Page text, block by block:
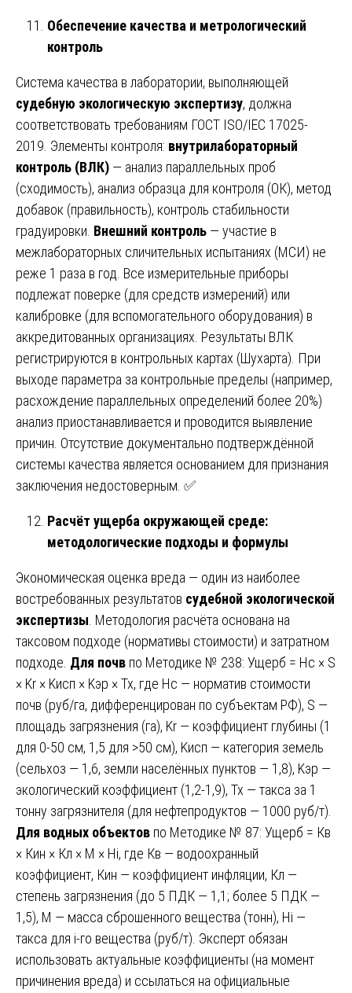
Обеспечение качества и метрологический
контроль
Система качества в лаборатории, выполняющей
судебную экологическую экспертизу, должна
соответствовать требованиям ГОСТ ISO/IEC 17025-
2019. Элементы контроля: внутрилабораторный
контроль (ВЛК) — анализ параллельных проб
(сходимость), анализ образца для контроля (ОК), метод
добавок (правильность), контроль стабильности
градуировки. Внешний контроль — участие в
межлабораторных сличительных испытаниях (МСИ) не
реже 1 раза в год. Все измерительные приборы
подлежат поверке (для средств измерений) или
калибровке (для вспомогательного оборудования) в
аккредитованных организациях. Результаты ВЛК
регистрируются в контрольных картах (Шухарта). При
выходе параметра за контрольные пределы (например,
расхождение параллельных определений более 20%)
анализ приостанавливается и проводится выявление
причин. Отсутствие документально подтверждённой
системы качества является основанием для признания
заключения недостоверным. ✅
Расчёт ущерба окружающей среде:
методологические подходы и формулы
Экономическая оценка вреда — один из наиболее
востребованных результатов судебной экологической
экспертизы. Методология расчёта основана на
таксовом подходе (нормативы стоимости) и затратном
подходе. Для почв по Методике № 238: Ущерб = Нс × S
× Kr × Kисп × Kэр × Тх, где Нс — норматив стоимости
почв (руб/га, дифференцирован по субъектам РФ), S —
площадь загрязнения (га), Kr — коэффициент глубины (1
для 0-50 см, 1,5 для >50 см), Kисп — категория земель
(сельхоз — 1,6, земли населённых пунктов — 1,8), Kэр —
экологический коэффициент (1,2-1,9), Тх — такса за 1
тонну загрязнителя (для нефтепродуктов — 1000 руб/т).
Для водных объектов по Методике № 87: Ущерб = Кв
× Кин × Кл × М × Нi, где Кв — водоохранный
коэффициент, Кин — коэффициент инфляции, Кл —
степень загрязнения (до 5 ПДК — 1,1; более 5 ПДК —
1,5), М — масса сброшенного вещества (тонн), Нi —
такса для i-го вещества (руб/т). Эксперт обязан
использовать актуальные коэффициенты (на момент
причинения вреда) и ссылаться на официальные